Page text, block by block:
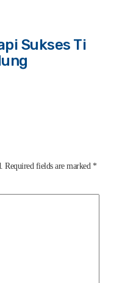
Sukses Ti
Required fields are marked *